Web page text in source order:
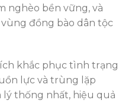
nghèo bền vững, và
đồng bào dân tộc
khắc phục tình trạng
lực và trùng lặp
lý thống nhất, hiệu quả